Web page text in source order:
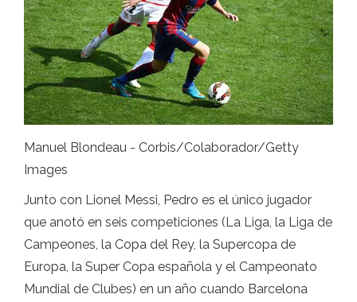
Manuel Blondeau - Corbis/Colaborador/Getty
Images
Junto con Lionel Messi, Pedro es el único jugador
que anotó en seis competiciones (La Liga, la Liga de
Campeones, la Copa del Rey, la Supercopa de
Europa, la Super Copa española y el Campeonato
Mundial de Clubes) en un año cuando Barcelona